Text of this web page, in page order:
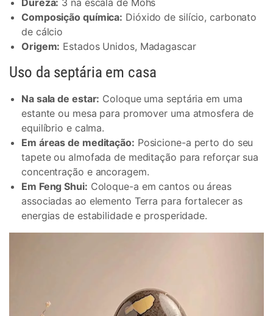
Dureza: 3 na escala de Mohs
Composição química: Dióxido de silício, carbonato
de cálcio
Origem: Estados Unidos, Madagascar
Uso da septária em casa
Na sala de estar: Coloque uma septária em uma
estante ou mesa para promover uma atmosfera de
equilíbrio e calma.
Em áreas de meditação: Posicione-a perto do seu
tapete ou almofada de meditação para reforçar sua
concentração e ancoragem.
Em Feng Shui: Coloque-a em cantos ou áreas
associadas ao elemento Terra para fortalecer as
energias de estabilidade e prosperidade.